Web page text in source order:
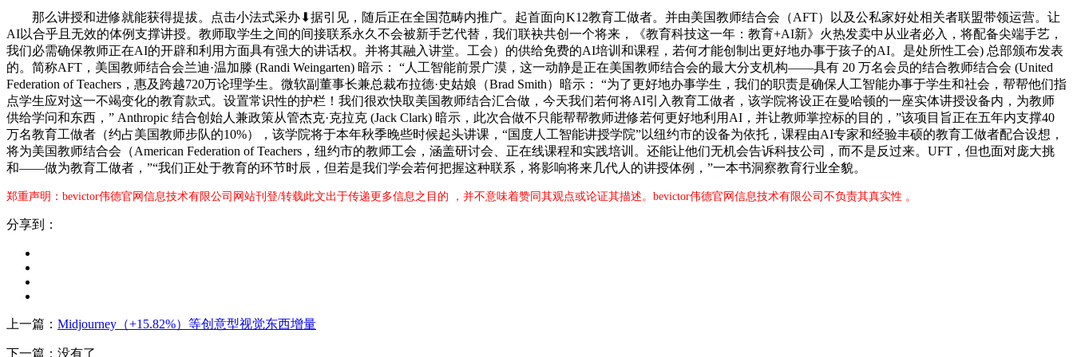
那么讲授和进修就能获得提拔。点击小法式采办⬇据引见，随后正在全国范畴内推广。起首面向K12教育工做者。并由美国教师结合会（AFT）以及公私家好处相关者联盟带领运营。让
AI以合乎且无效的体例支撑讲授。教师取学生之间的间接联系永久不会被新手艺代替，我们联袂共创一个将来，《教育科技这一年：教育+AI新》火热发卖中从业者必入，将配备尖端手艺，
我们必需确保教师正在AI的开辟和利用方面具有强大的讲话权。并将其融入讲堂。工会）的供给免费的AI培训和课程，若何才能创制出更好地办事于孩子的AI。是处所性工会) 总部颁布发表
的。简称AFT，美国教师结合会兰迪·温加滕 (Randi Weingarten) 暗示： “人工智能前景广漠，这一动静是正在美国教师结合会的最大分支机构——具有 20 万名会员的结合教师结合会 (United
Federation of Teachers，惠及跨越720万论理学生。微软副董事长兼总裁布拉德·史姑娘（Brad Smith）暗示： “为了更好地办事学生，我们的职责是确保人工智能办事于学生和社会，帮帮他们指
点学生应对这一不竭变化的教育款式。设置常识性的护栏！我们很欢快取美国教师结合汇合做，今天我们若何将AI引入教育工做者，该学院将设正在曼哈顿的一座实体讲授设备内，为教师
供给学问和东西，” Anthropic 结合创始人兼政策从管杰克·克拉克 (Jack Clark) 暗示，此次合做不只能帮帮教师进修若何更好地利用AI，并让教师掌控标的目的，”该项目旨正在五年内支撑40
万名教育工做者（约占美国教师步队的10%），该学院将于本年秋季晚些时候起头讲课，“国度人工智能讲授学院”以纽约市的设备为依托，课程由AI专家和经验丰硕的教育工做者配合设想，
将为美国教师结合会（American Federation of Teachers，纽约市的教师工会，涵盖研讨会、正在线课程和实践培训。还能让他们无机会告诉科技公司，而不是反过来。UFT，但也面对庞大挑
和——做为教育工做者，”“我们正处于教育的环节时辰，但若是我们学会若何把握这种联系，将影响将来几代人的讲授体例，”一本书洞察教育行业全貌。
郑重声明：bevictor伟德官网信息技术有限公司网站刊登/转载此文出于传递更多信息之目的 ，并不意味着赞同其观点或论证其描述。bevictor伟德官网信息技术有限公司不负责其真实性 。
分享到：
上一篇： Midjourney（+15.82%）等创意型视觉东西增量
下一篇：没有了